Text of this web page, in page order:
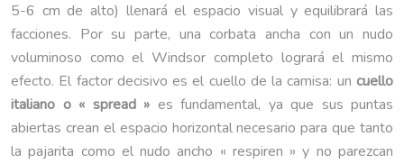
5-6 cm de alto) llenará el espacio visual y equilibrará las
facciones. Por su parte, una corbata ancha con un nudo
voluminoso como el Windsor completo logrará el mismo
efecto. El factor decisivo es el cuello de la camisa: un cuello
italiano o « spread » es fundamental, ya que sus puntas
abiertas crean el espacio horizontal necesario para que tanto
la pajarita como el nudo ancho « respiren » y no parezcan